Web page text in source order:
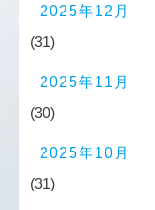
2025年12月
(31)
2025年11月
(30)
2025年10月
(31)